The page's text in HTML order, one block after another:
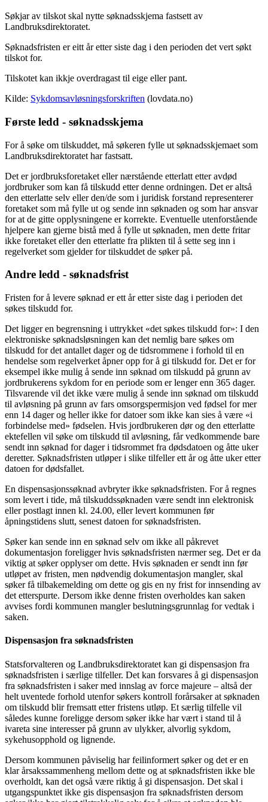
Søkjar av tilskot skal nytte søknadsskjema fastsett av
Landbruksdirektoratet.
Søknadsfristen er eitt år etter siste dag i den perioden det vert søkt
tilskot for.
Tilskotet kan ikkje overdragast til eige eller pant.
Kilde: Sykdomsavløsningsforskriften (lovdata.no)
Første ledd - søknadsskjema
For å søke om tilskuddet, må søkeren fylle ut søknadsskjemaet som
Landbruksdirektoratet har fastsatt.
Det er jordbruksforetaket eller nærstående etterlatt etter avdød
jordbruker som kan få tilskudd etter denne ordningen. Det er altså
den etterlatte selv eller den/de som i juridisk forstand representerer
foretaket som må fylle ut og sende inn søknaden og som har ansvar
for at de gitte opplysningene er korrekte. Eventuelle utenforstående
hjelpere kan gjerne bistå med å fylle ut søknaden, men dette fritar
ikke foretaket eller den etterlatte fra plikten til å sette seg inn i
regelverket som gjelder for tilskuddet de søker på.
Andre ledd - søknadsfrist
Fristen for å levere søknad er ett år etter siste dag i perioden det
søkes tilskudd for.
Det ligger en begrensning i uttrykket «det søkes tilskudd for»: I den
elektroniske søknadsløsningen kan det nemlig bare søkes om
tilskudd for det antallet dager og de tidsrommene i forhold til en
hendelse som regelverket åpner opp for å gi tilskudd for. Det er for
eksempel ikke mulig å sende inn søknad om tilskudd på grunn av
jordbrukerens sykdom for en periode som er lenger enn 365 dager.
Tilsvarende vil det ikke være mulig å sende inn søknad om tilskudd
til avløsning på grunn av fars omsorgspermisjon ved fødsel for mer
enn 14 dager og heller ikke for datoer som ikke kan sies å være «i
forbindelse med» fødselen. Hvis jordbrukeren dør og den etterlatte
ektefellen vil søke om tilskudd til avløsning, får vedkommende bare
sendt inn søknad for dager i tidsrommet fra dødsdatoen og åtte uker
deretter. Søknadsfristen utløper i slike tilfeller ett år og åtte uker etter
datoen for dødsfallet.
En dispensasjonssøknad avbryter ikke søknadsfristen. For å regnes
som levert i tide, må tilskuddssøknaden være sendt inn elektronisk
eller postlagt innen kl. 24.00, eller levert kommunen før
åpningstidens slutt, senest datoen for søknadsfristen.
Søker kan sende inn en søknad selv om ikke all påkrevet
dokumentasjon foreligger hvis søknadsfristen nærmer seg. Det er da
viktig at søker opplyser om dette. Hvis søknaden er sendt inn før
utløpet av fristen, men nødvendig dokumentasjon mangler, skal
søker få tilbakemelding om dette og gis en ny frist for innsending av
det etterspurte. Dersom ikke denne fristen overholdes kan saken
avvises fordi kommunen mangler beslutningsgrunnlag for vedtak i
saken.
Dispensasjon fra søknadsfristen
Statsforvalteren og Landbruksdirektoratet kan gi dispensasjon fra
søknadsfristen i særlige tilfeller. Det kan forsvares å gi dispensasjon
fra søknadsfristen i saker med innslag av force majeure – altså der
helt uventede forhold utenfor søkers kontroll forårsaker at søknaden
om tilskudd blir fremsatt etter fristens utløp. Et særlig tilfelle vil
således kunne foreligge dersom søker ikke har vært i stand til å
ivareta sine interesser på grunn av ulykker, alvorlig sykdom,
sykehusopphold og lignende.
Dersom kommunen påviselig har feilinformert søker og det er en
klar årsakssammenheng mellom dette og at søknadsfristen ikke ble
overholdt, kan det også være riktig å gi dispensasjon. Det skal i
utgangspunktet ikke gis dispensasjon fra søknadsfristen dersom